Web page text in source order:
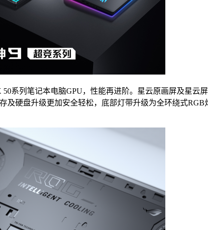
列笔记本电脑GPU，性能再进阶。星云原画屏及星云
硬盘升级更加安全轻松，底部灯带升级为全环绕式